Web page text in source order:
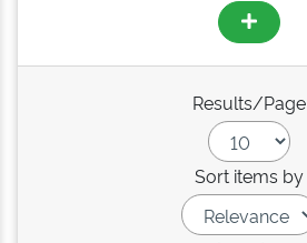
Results/Page
Sort items by